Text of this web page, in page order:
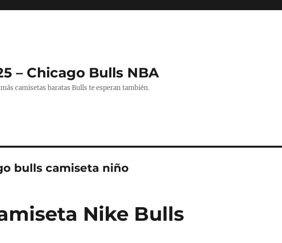
– Chicago Bulls NBA
camisetas baratas Bulls te esperan también.
bulls camiseta niño
Nike Bulls